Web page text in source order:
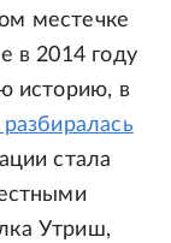
местечке
в 2014 году
историю, в
стала
Утриш,